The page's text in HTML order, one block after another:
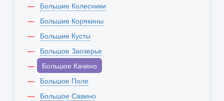
Большие Колесники
Большие Корякины
Большие Кусты
Большое Заозерье
Большое Качино
Большое Поле
Большое Савино